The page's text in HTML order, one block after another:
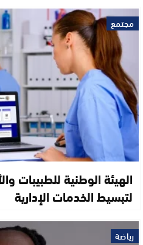
مجتمع
الهيئة الوطنية للطبيبات
لتبسيط الخدمات الإدارية
رياضة